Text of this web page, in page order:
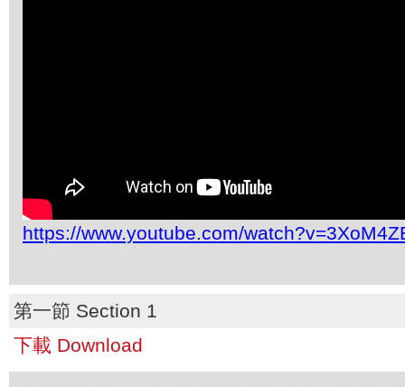
https://www.youtube.com/
第一節 Section 1
下載 Download